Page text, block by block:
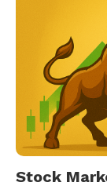
Stock